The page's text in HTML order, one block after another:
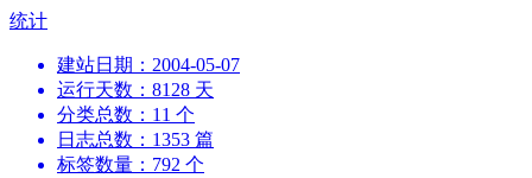
跳
统计
建站日期：2004-05-07
运行天数：8128 天
分类总数：11 个
日志总数：1353 篇
标签数量：792 个